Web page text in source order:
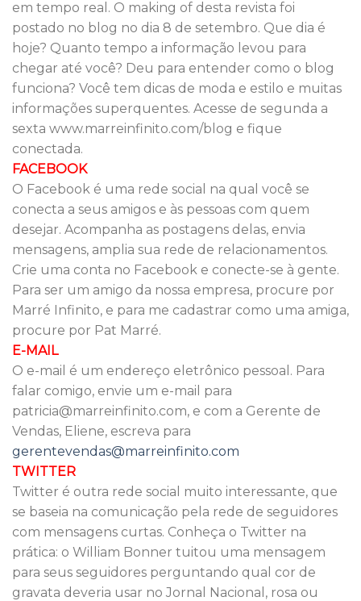
em tempo real. O making of desta revista foi
postado no blog no dia 8 de setembro. Que dia é
hoje? Quanto tempo a informação levou para
chegar até você? Deu para entender como o blog
funciona? Você tem dicas de moda e estilo e muitas
informações superquentes. Acesse de segunda a
sexta www.marreinfinito.com/blog e fique
conectada.
FACEBOOK
O Facebook é uma rede social na qual você se
conecta a seus amigos e às pessoas com quem
desejar. Acompanha as postagens delas, envia
mensagens, amplia sua rede de relacionamentos.
Crie uma conta no Facebook e conecte-se à gente.
Para ser um amigo da nossa empresa, procure por
Marré Infinito, e para me cadastrar como uma amiga,
procure por Pat Marré.
E-MAIL
O e-mail é um endereço eletrônico pessoal. Para
falar comigo, envie um e-mail para
patricia@marreinfinito.com, e com a Gerente de
Vendas, Eliene, escreva para
gerentevendas@marreinfinito.com
TWITTER
Twitter é outra rede social muito interessante, que
se baseia na comunicação pela rede de seguidores
com mensagens curtas. Conheça o Twitter na
prática: o William Bonner tuitou uma mensagem
para seus seguidores perguntando qual cor de
gravata deveria usar no Jornal Nacional, rosa ou